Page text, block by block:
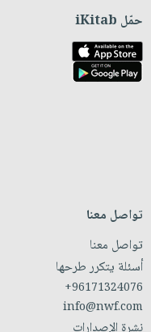
حمّل iKitab
تواصل معنا
تواصل معنا
أسئلة يتكرر طرحها
+96171324076
info@nwf.com